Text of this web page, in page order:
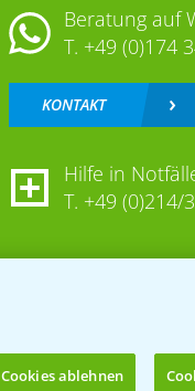
Beratung auf
T. +49 (0)174
KONTAKT
Hilfe in
T. +49 (0)214/
Cookies ablehnen